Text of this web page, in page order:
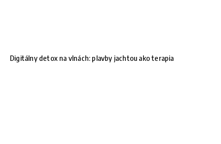
Digitálny detox na vlnách: plavby jachtou ako terapia